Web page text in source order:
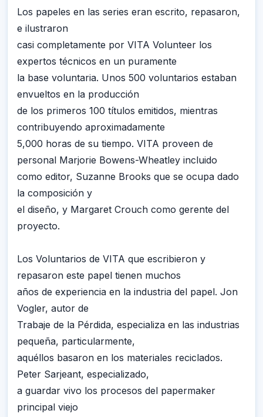
Los papeles en las series eran escrito, repasaron,
e ilustraron
casi completamente por VITA Volunteer los
expertos técnicos en un puramente
la base voluntaria. Unos 500 voluntarios estaban
envueltos en la producción
de los primeros 100 títulos emitidos, mientras
contribuyendo aproximadamente
5,000 horas de su tiempo. VITA proveen de
personal Marjorie Bowens-Wheatley incluido
como editor, Suzanne Brooks que se ocupa dado
la composición y
el diseño, y Margaret Crouch como gerente del
proyecto.
Los Voluntarios de VITA que escribieron y
repasaron este papel tienen muchos
años de experiencia en la industria del papel. Jon
Vogler, autor de
Trabaje de la Pérdida, especializa en las industrias
pequeña, particularmente,
aquéllos basaron en los materiales reciclados.
Peter Sarjeant, especializado,
a guardar vivo los procesos del papermaker
principal viejo